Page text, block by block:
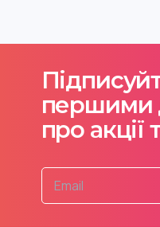
першими
про акції